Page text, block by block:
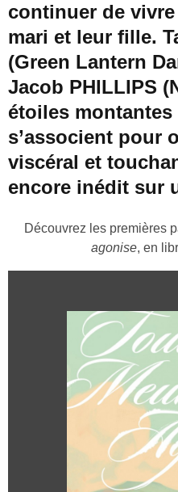
continuer de
mari et leur fille.
(Green Lantern
Jacob PHILLIPS
étoiles montantes
s’associent pour
viscéral et
encore inédit sur
Découvrez les premières
agonise, en